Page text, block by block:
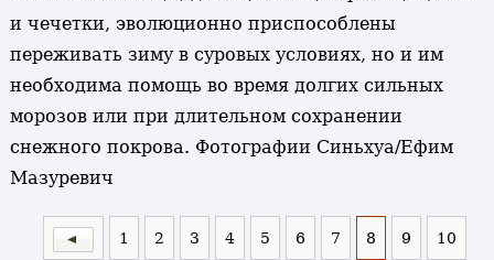
и чечетки, эволюционно приспособлены
переживать зиму в суровых условиях, но и им
необходима помощь во время долгих сильных
морозов или при длительном сохранении
снежного покрова. Фотографии Синьхуа/Ефим
Мазуревич
1 2 3 4 5 6 7 8 9 10